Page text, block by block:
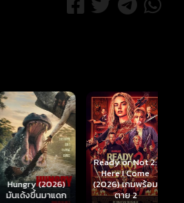
Hungry (2026)
มันเด้งขึ้นมาแดก
Ready or Not 2:
Here I Come
(2026) เกมพร้อม
ตาย 2